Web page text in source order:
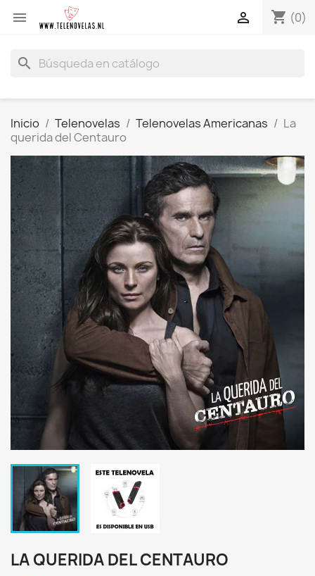
 shopping_cart (0)

search
Inicio Telenovelas Telenovelas Americanas
La
querida del Centauro
LA QUERIDA DEL CENTAURO